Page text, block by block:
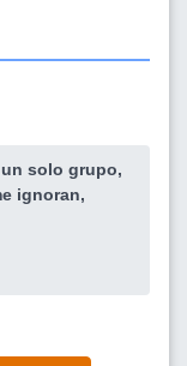
solo grupo,
ignoran,